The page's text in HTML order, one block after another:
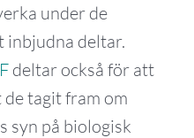
under de
inbjudna deltar.
deltar också för att
tagit fram om
syn på biologisk